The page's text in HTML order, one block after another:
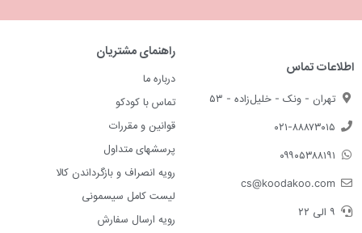
اطلاعات تماس
تهران - ونک - خلیل‌زاده - ۵۳
۰۲۱-۸۸۸۷۳۰۱۵
۰۹۹۰۵۳۸۸۱۹۱
cs@koodakoo.com
۹ الی ۲۲
راهنمای مشتریان
درباره ما
تماس با کودکو
قوانین و مقررات
پرسشهای متداول
رویه انصراف و بازگرداندن کالا
لیست کامل سیسمونی
رویه ارسال سفارش